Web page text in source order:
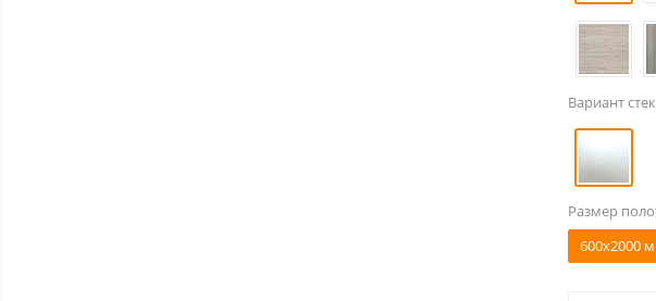
Вариант
Размер
600x2000